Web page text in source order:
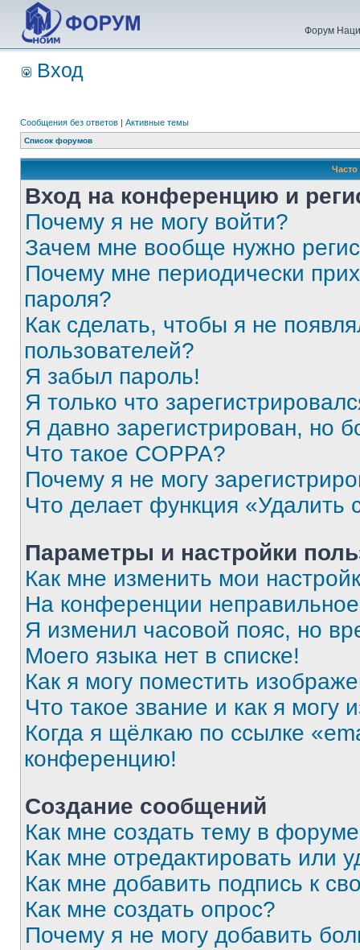
Форум
Вход
Сообщения без ответов | Активные темы
Список форумов
Вход на конференцию и
Почему я не могу войти?
Зачем мне вообще нужно
Почему мне периодически
пароля?
Как сделать, чтобы я не
пользователей?
Я забыл пароль!
Я только что
Я давно зарегистрирован, но
Что такое COPPA?
Почему я не могу
Что делает функция «Удалить
Параметры и настройки
Как мне изменить мои
На конференции
Я изменил часовой пояс, но
Моего языка нет в списке!
Как я могу поместить
Что такое звание и как я могу
Когда я щёлкаю по ссылке
конференцию!
Создание сообщений
Как мне создать тему в
Как мне отредактировать или
Как мне добавить подпись к
Как мне создать опрос?
Почему я не могу добавить